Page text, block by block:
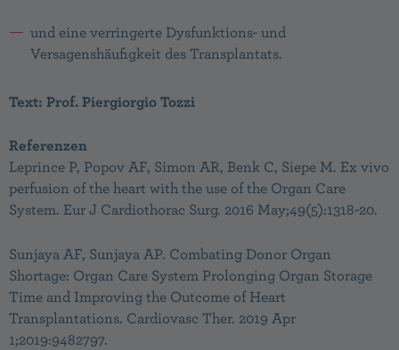
und eine verringerte Dysfunktions- und
Versagenshäufigkeit des Transplantats.
Text: Prof. Piergiorgio Tozzi
Referenzen
Leprince P, Popov AF, Simon AR, Benk C, Siepe M. Ex vivo
perfusion of the heart with the use of the Organ Care
System. Eur J Cardiothorac Surg. 2016 May;49(5):1318-20.
Sunjaya AF, Sunjaya AP. Combating Donor Organ
Shortage: Organ Care System Prolonging Organ Storage
Time and Improving the Outcome of Heart
Transplantations. Cardiovasc Ther. 2019 Apr
1;2019:9482797.